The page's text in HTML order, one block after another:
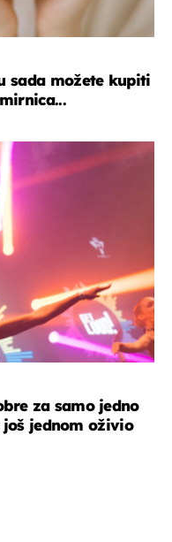
sada možete kupiti
za samo jedno
jednom oživio